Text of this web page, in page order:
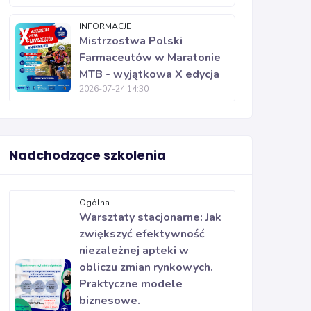
INFORMACJE
Mistrzostwa Polski
Farmaceutów w Maratonie
MTB - wyjątkowa X edycja
2026-07-24 14:30
Nadchodzące szkolenia
Ogólna
Warsztaty stacjonarne: Jak
zwiększyć efektywność
niezależnej apteki w
obliczu zmian rynkowych.
Praktyczne modele
biznesowe.